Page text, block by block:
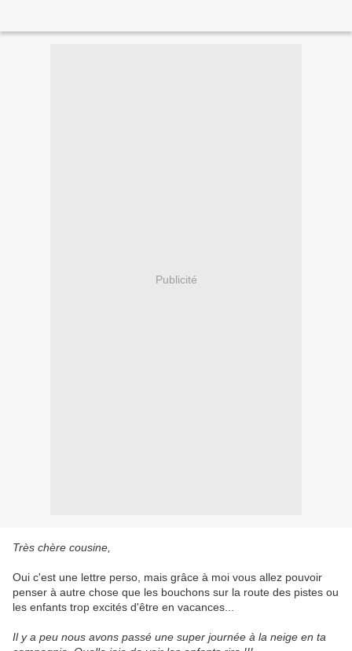
Publicité
Très chère cousine,
Oui c'est une lettre perso, mais grâce à moi vous allez pouvoir
penser à autre chose que les bouchons sur la route des pistes ou
les enfants trop excités d'être en vacances...
Il y a peu nous avons passé une super journée à la neige en ta